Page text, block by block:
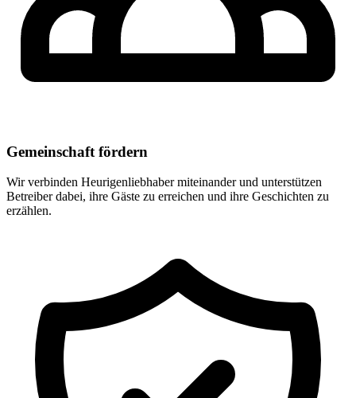
Gemeinschaft fördern
Wir verbinden Heurigenliebhaber miteinander und unterstützen
Betreiber dabei, ihre Gäste zu erreichen und ihre Geschichten zu
erzählen.